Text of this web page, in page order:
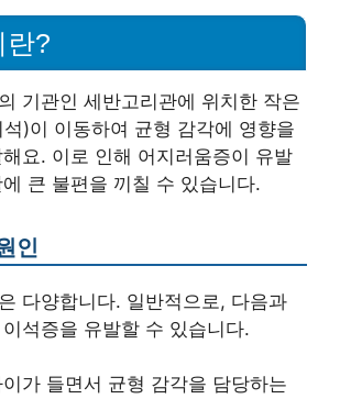
란?
기관인 세반고리관에 위치한 작은
)이 이동하여 균형 감각에 영향을
요. 이로 인해 어지러움증이 유발
큰 불편을 끼칠 수 있습니다.
인
다양합니다. 일반적으로, 다음과
석증을 유발할 수 있습니다.
가 들면서 균형 감각을 담당하는